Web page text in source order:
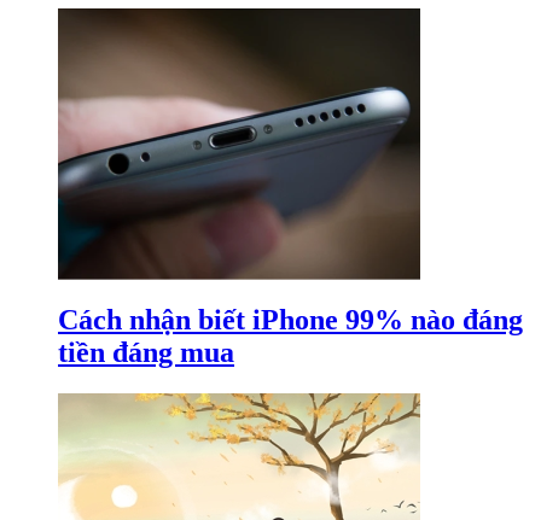
Cách nhận biết iPhone 99% nào đáng
tiền đáng mua